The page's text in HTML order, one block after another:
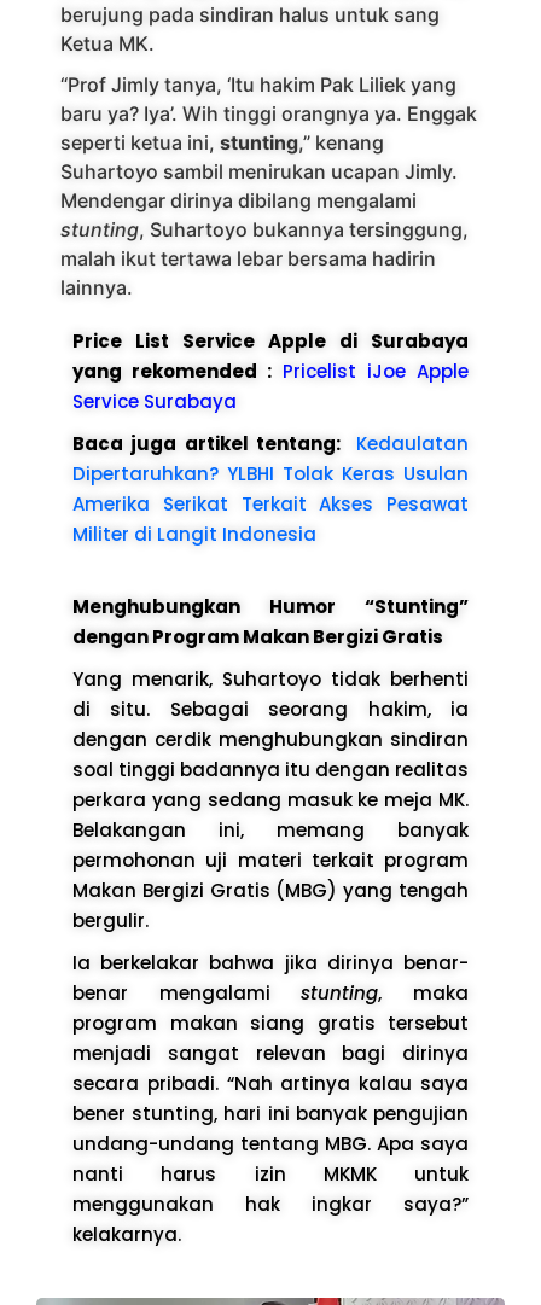
berujung pada sindiran halus untuk sang
Ketua MK.
“Prof Jimly tanya, ‘Itu hakim Pak Liliek yang
baru ya? Iya’. Wih tinggi orangnya ya. Enggak
seperti ketua ini, stunting,” kenang
Suhartoyo sambil menirukan ucapan Jimly.
Mendengar dirinya dibilang mengalami
stunting, Suhartoyo bukannya tersinggung,
malah ikut tertawa lebar bersama hadirin
lainnya.
Price List Service Apple di Surabaya
yang rekomended : Pricelist iJoe Apple
Service Surabaya
Baca juga artikel tentang: Kedaulatan
Dipertaruhkan? YLBHI Tolak Keras Usulan
Amerika Serikat Terkait Akses Pesawat
Militer di Langit Indonesia
Menghubungkan Humor “Stunting”
dengan Program Makan Bergizi Gratis
Yang menarik, Suhartoyo tidak berhenti
di situ. Sebagai seorang hakim, ia
dengan cerdik menghubungkan sindiran
soal tinggi badannya itu dengan realitas
perkara yang sedang masuk ke meja MK.
Belakangan ini, memang banyak
permohonan uji materi terkait program
Makan Bergizi Gratis (MBG) yang tengah
bergulir.
Ia berkelakar bahwa jika dirinya benar-
benar mengalamistunting, maka
program makan siang gratis tersebut
menjadi sangat relevan bagi dirinya
secara pribadi. “Nah artinya kalau saya
bener stunting, hari ini banyak pengujian
undang-undang tentang MBG. Apa saya
nanti harus izin MKMK untuk
menggunakan hak ingkar saya?”
kelakarnya.